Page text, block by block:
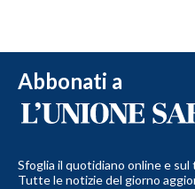
Abbonati a
Sfoglia il quotidiano online e
Tutte le notizie del giorno